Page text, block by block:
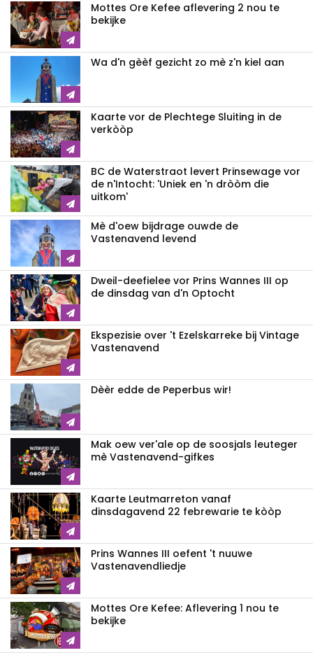
Mottes Ore Kefee aflevering 2 nou te
bekijke
Wa d'n gèèf gezicht zo mè z'n kiel aan
Kaarte vor de Plechtege Sluiting in de
verkòòp
BC de Waterstraot levert Prinsewage vor
de n'Intocht: 'Uniek en 'n dròòm die
uitkom'
Mè d'oew bijdrage ouwde de
Vastenavend levend
Dweil-deefielee vor Prins Wannes III op
de dinsdag van d'n Optocht
Ekspezisie over 't Ezelskarreke bij Vintage
Vastenavend
Dèèr edde de Peperbus wir!
Mak oew ver'ale op de soosjals leuteger
mè Vastenavend-gifkes
Kaarte Leutmarreton vanaf
dinsdagavend 22 febrewarie te kòòp
Prins Wannes III oefent 't nuuwe
Vastenavendliedje
Mottes Ore Kefee: Aflevering 1 nou te
bekijke